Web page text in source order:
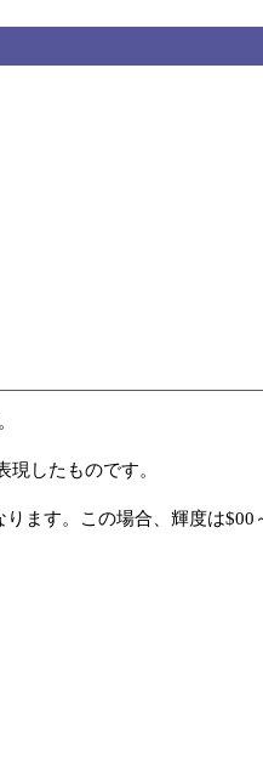
したものです。
ます。この場合、輝度は